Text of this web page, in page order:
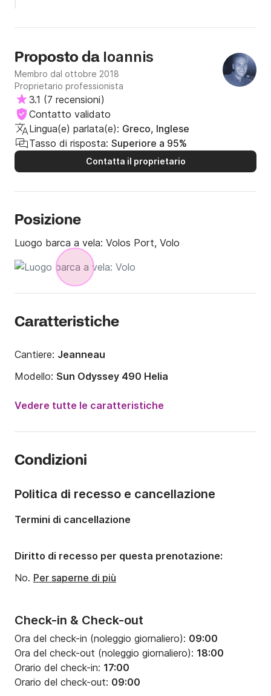
partizione molto sottile tra le cabine di prua). Tieni inoltre
tipo avvolgibile, quindi avrai bisogno di un paio di addetti al
ponte durante il sollevamento in caduta. Nel complesso è
un'ottima barca da navigare!
Proposto da Ioannis
Membro dal ottobre 2018
Proprietario professionista
3.1 (7 recensioni)
Contatto validato
Lingua(e) parlata(e): Greco, Inglese
Tasso di risposta: Superiore a 95%
Contatta il proprietario
Posizione
Luogo barca a vela: Volos Port, Volo
Caratteristiche
Cantiere: Jeanneau
Modello: Sun Odyssey 490 Helia
Numero di posti letto:
Pescaggio:2.2m
Potenza del motore:80CV
Vedere tutte le caratteristiche
Condizioni
Check-in & Check-out
Ora del check-in (noleggio giornaliero): 09:00
Ora del check-out (noleggio giornaliero): 18:00
Orario del check-in: 17:00
Orario del check-out: 09:00
Politica di recesso e cancellazione
Termini di cancellazione
Diritto di recesso per questa prenotazione:
No. Per saperne di più